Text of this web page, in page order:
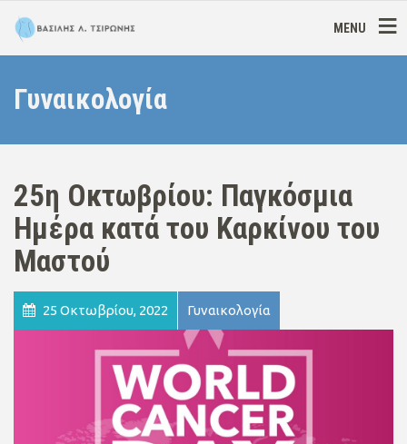
MENU
Γυναικολογία
25η Οκτωβρίου: Παγκόσμια
Ημέρα κατά του Καρκίνου του
Μαστού
25 Οκτωβρίου, 2022 Γυναικολογία